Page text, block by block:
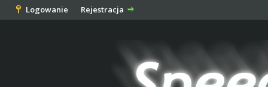
Logowanie Rejestracja